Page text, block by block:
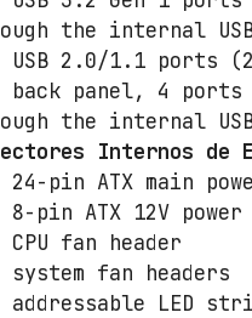
the internal
USB 2.0/1.1 ports
back panel, 4
the internal
Internos de
24-pin ATX main
8-pin ATX 12V
CPU fan header
system fan headers
addressable LED